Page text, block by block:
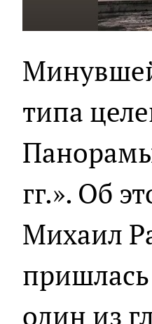
типа
гг.». Об
Михаил
пришлась
один из